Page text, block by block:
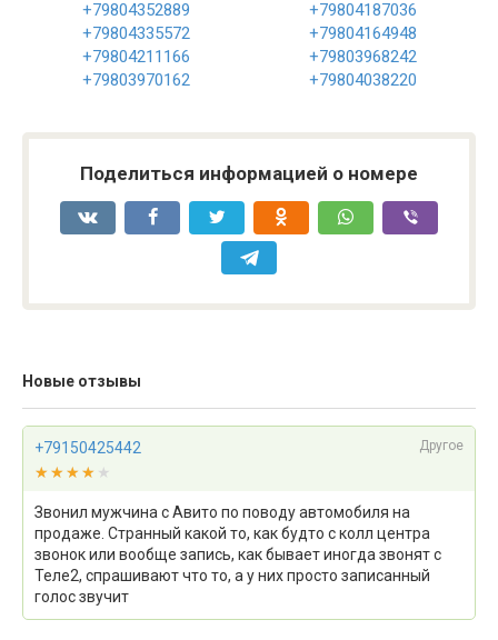
+79804352889
+79804187036
+79804335572
+79804164948
+79804211166
+79803968242
+79803970162
+79804038220
Поделиться информацией о номере
Новые отзывы
+79150425442 Другое
★★★★★
★★★★★
Звонил мужчина с Авито по поводу автомобиля на
продаже. Странный какой то, как будто с колл центра
звонок или вообще запись, как бывает иногда звонят с
Теле2, спрашивают что то, а у них просто записанный
голос звучит